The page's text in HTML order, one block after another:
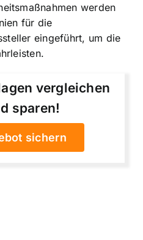
werden
für die
eingeführt, um die
vergleichen
sparen!
sichern